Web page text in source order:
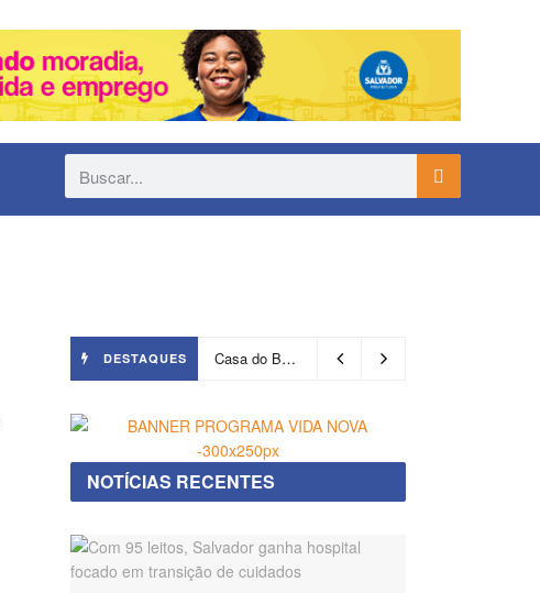
DESTAQUES Casa do Benin será reaberta nesta quinta-feira (6)
NOTÍCIAS RECENTES